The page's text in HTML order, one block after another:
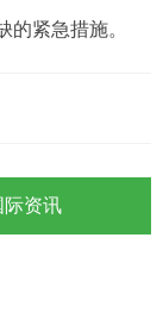
的紧急措施。
际资讯